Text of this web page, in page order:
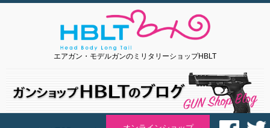
エアガン・モデルガンのミリタリーショップHBLT